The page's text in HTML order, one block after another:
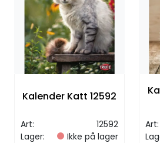
Kalender Katt 12592
Art:
12592
Lager:
Ikke på lager
Art: